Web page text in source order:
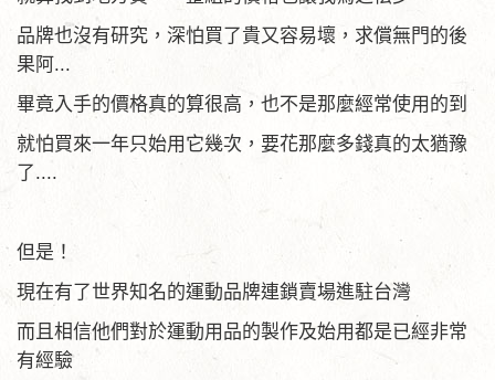
品牌也沒有研究，深怕買了貴又容易壞，求償無門的後
果阿...
畢竟入手的價格真的算很高，也不是那麼經常使用的到
就怕買來一年只始用它幾次，要花那麼多錢真的太猶豫
了....
但是！
現在有了世界知名的運動品牌連鎖賣場進駐台灣
而且相信他們對於運動用品的製作及始用都是已經非常
有經驗